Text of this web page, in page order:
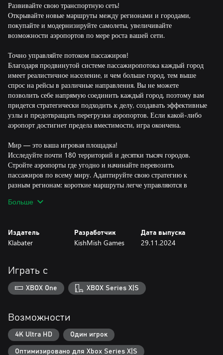
Развивайте свою транспортную сеть!
Открывайте новые маршруты между регионами и городами,
покупайте и модернизируйте самолеты, увеличивайте
возможности аэропортов по мере роста вашей сети.
Точно управляйте потоком пассажиров!
Благодаря продвинутой системе пассажиропотока каждый город
имеет реалистичное население, и чем больше город, тем выше
спрос на рейсы в различные направления. Вы не можете
позволить себе напрямую соединить каждый город, поэтому вам
придется стратегически подходить к делу, создавать эффективные
узлы и предотвращать перегрузки аэропортов. Если какой-либо
аэропорт достигнет предела вместимости, игра окончена.
Мир — это ваша игровая площадка!
Исследуйте почти 180 территорий и десятки тысяч городов.
Стройте аэропорты где угодно и начинайте перевозить
пассажиров по всему миру. Адаптируйте свою стратегию к
разным регионам: короткие маршруты легче управляются в
обширных районах потребуют тщательного планирования из-за
Выбирайте из нескольких игровых режимов: Откройте Мир,
Свободная Игра и Испытания.
территории, расширяясь по всему земному шару — но
действуйте быстро, так как вам нужно разблокировать новый
регион каждые 6 минут, иначе вы проиграете! В "Испытаниях"
вы сталкиваетесь с уникальными сценариями с конкретными
заданную сумму денег. Каждое испытание предлагает что-то
другие могут включать восстановление вашей сети после
вспышки коронавируса.
Больше
Издатель
Klabater
Разработчик
KishMish Games
Дата выпуска
29.11.2024
Играть с
XBOX One XBOX Series X|S
Возможности
4K Ultra HD Один игрок
Оптимизировано для Xbox Series X|S